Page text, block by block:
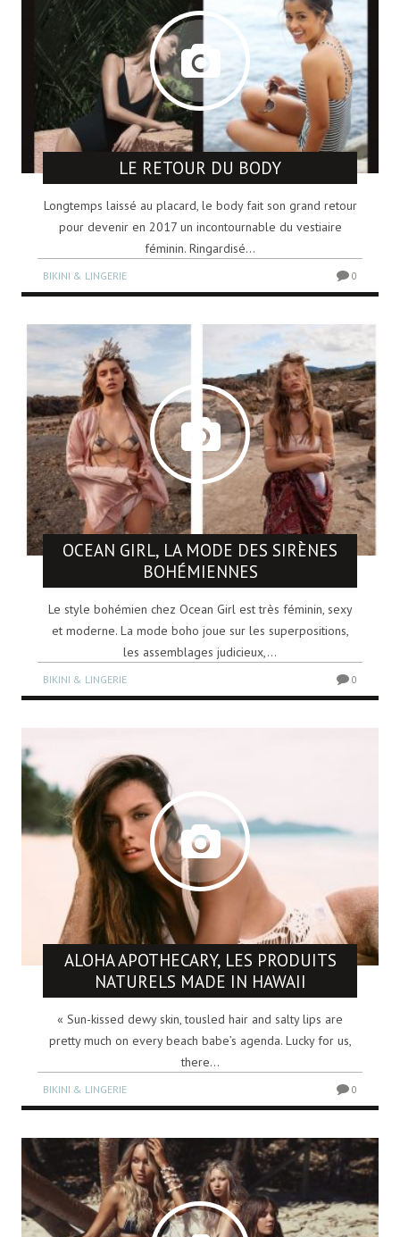
LE RETOUR DU BODY
Longtemps laissé au placard, le body fait son grand retour
pour devenir en 2017 un incontournable du vestiaire
féminin. Ringardisé...
BIKINI & LINGERIE 0
OCEAN GIRL, LA MODE DES SIRÈNES
BOHÉMIENNES
Le style bohémien chez Ocean Girl est très féminin, sexy
et moderne. La mode boho joue sur les superpositions,
les assemblages judicieux,...
BIKINI & LINGERIE 0
ALOHA APOTHECARY, LES PRODUITS
NATURELS MADE IN HAWAII
« Sun-kissed dewy skin, tousled hair and salty lips are
pretty much on every beach babe’s agenda. Lucky for us,
there...
BIKINI & LINGERIE 0